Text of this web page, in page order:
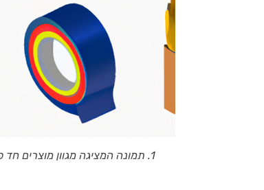
1. תמונה המציגה מגוון מוצרים חד פעמיים המשמשים בבתי עסק שונים.